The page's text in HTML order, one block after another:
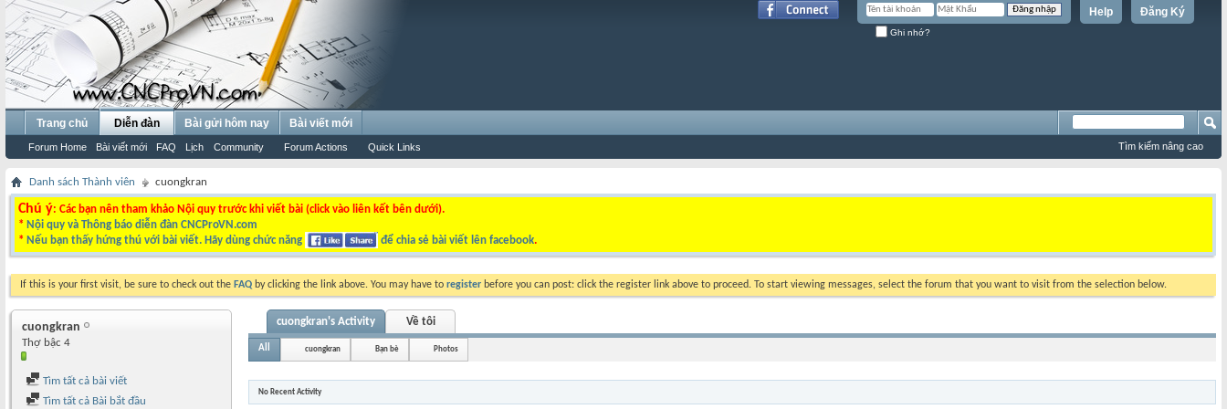
Đăng Ký
Help
Ghi nhớ?
Trang chủ Diễn đàn
Forum Home Bài viết mới FAQ Lịch Community Forum Actions Quick Links
Bài gửi hôm nay Bài viết mới
Tìm kiếm nâng cao
Danh sách Thành viên cuongkran
Chú ý: Các bạn nên tham khảo Nội quy trước khi viết bài (click vào liên kết bên dưới).
* Nội quy và Thông báo diễn đàn CNCProVN.com
* Nếu bạn thấy hứng thú với bài viết. Hãy dùng chức năng để chia sẻ bài viết lên facebook.
If this is your first visit, be sure to check out the FAQ by clicking the link above. You may have to register before you can post: click the register link above to proceed. To start viewing messages, select the forum that you want to visit from the selection below.
cuongkran
Thợ bậc 4
Tìm tất cả bài viết
Tìm tất cả Bài bắt đầu
cuongkran's Activity Về tôi
All cuongkran Bạn bè Photos
No Recent Activity